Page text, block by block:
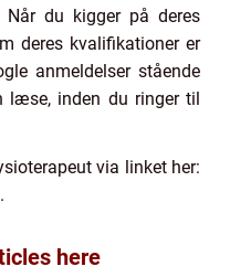
Når du kigger på deres
deres kvalifikationer er
anmeldelser stående
læse, inden du ringer til
via linket her:
.
here